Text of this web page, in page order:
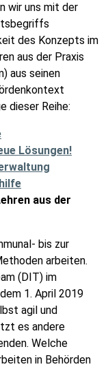
wir uns mit der
des Konzepts im
aus der Praxis
aus seinen
dieser Reihe:
Lösungen!
aus der
bis zur
arbeiten.
(DIT) im
1. April 2019
agil und
es andere
Welche
in Behörden